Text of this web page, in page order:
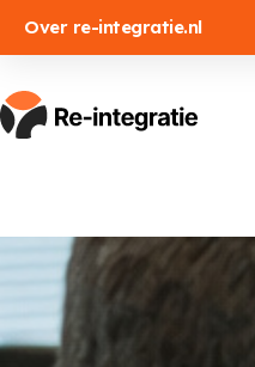
Over re-integratie.nl